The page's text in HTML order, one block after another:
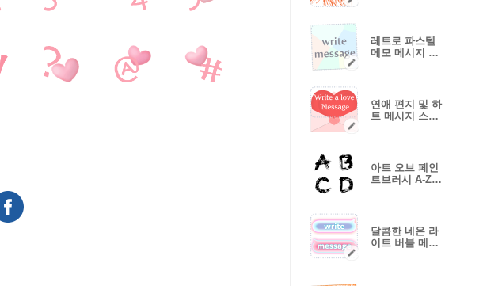
레트로 파스텔
메모 메시지 스
연애 편지 및 하
트 메시지 스티
아트 오브 페인
트브러시 A-Z
달콤한 네온 라
이트 버블 메시